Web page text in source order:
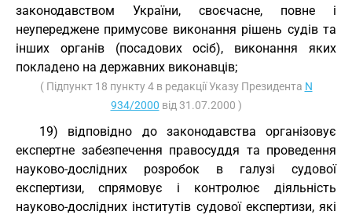
законодавством України, своєчасне, повне і
неупереджене примусове виконання рішень судів та
інших органів (посадових осіб), виконання яких
покладено на державних виконавців;
( Підпункт 18 пункту 4 в редакції Указу Президента N
934/2000 від 31.07.2000 )
19) відповідно до законодавства організовує
експертне забезпечення правосуддя та проведення
науково-дослідних розробок в галузі судової
експертизи, спрямовує і контролює діяльність
науково-дослідних інститутів судової експертизи, які